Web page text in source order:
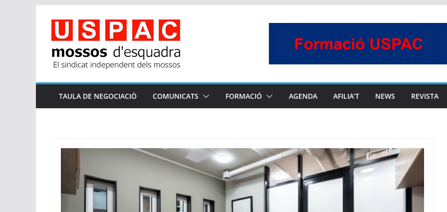
content
TAULA DE NEGOCIACIÖ COMUNICATS FORMACIÓ AGENDA AFILIA’T NEWS REVISTA